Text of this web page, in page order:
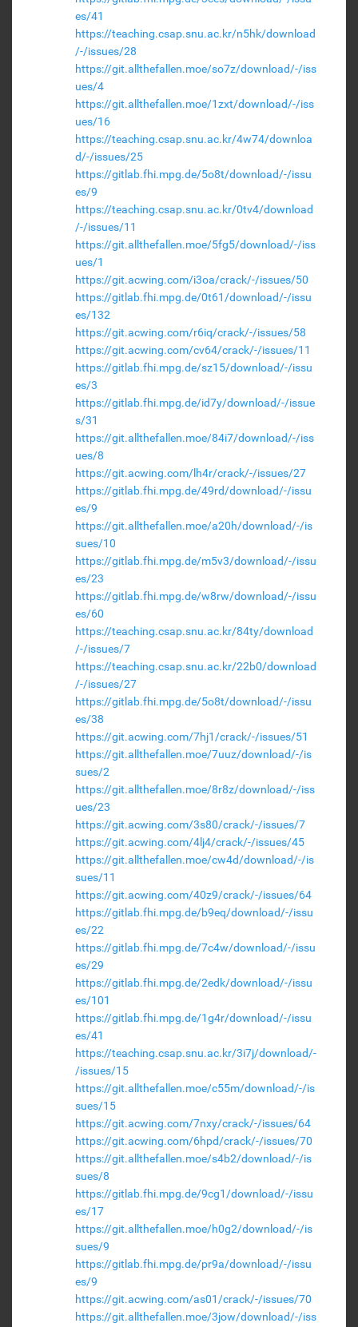
es/41
https://teaching.csap.snu.ac.kr/n5hk/download
/-/issues/28
https://git.allthefallen.moe/so7z/download/-/iss
ues/4
https://git.allthefallen.moe/1zxt/download/-/iss
ues/16
https://teaching.csap.snu.ac.kr/4w74/downloa
d/-/issues/25
https://gitlab.fhi.mpg.de/5o8t/download/-/issu
es/9
https://teaching.csap.snu.ac.kr/0tv4/download
/-/issues/11
https://git.allthefallen.moe/5fg5/download/-/iss
ues/1
https://git.acwing.com/i3oa/crack/-/issues/50
https://gitlab.fhi.mpg.de/0t61/download/-/issu
es/132
https://git.acwing.com/r6iq/crack/-/issues/58
https://git.acwing.com/cv64/crack/-/issues/11
https://gitlab.fhi.mpg.de/sz15/download/-/issu
es/3
https://gitlab.fhi.mpg.de/id7y/download/-/issue
s/31
https://git.allthefallen.moe/84i7/download/-/iss
ues/8
https://git.acwing.com/lh4r/crack/-/issues/27
https://gitlab.fhi.mpg.de/49rd/download/-/issu
es/9
https://git.allthefallen.moe/a20h/download/-/is
sues/10
https://gitlab.fhi.mpg.de/m5v3/download/-/issu
es/23
https://gitlab.fhi.mpg.de/w8rw/download/-/issu
es/60
https://teaching.csap.snu.ac.kr/84ty/download
/-/issues/7
https://teaching.csap.snu.ac.kr/22b0/download
/-/issues/27
https://gitlab.fhi.mpg.de/5o8t/download/-/issu
es/38
https://git.acwing.com/7hj1/crack/-/issues/51
https://git.allthefallen.moe/7uuz/download/-/is
sues/2
https://git.allthefallen.moe/8r8z/download/-/iss
ues/23
https://git.acwing.com/3s80/crack/-/issues/7
https://git.acwing.com/4lj4/crack/-/issues/45
https://git.allthefallen.moe/cw4d/download/-/is
sues/11
https://git.acwing.com/40z9/crack/-/issues/64
https://gitlab.fhi.mpg.de/b9eq/download/-/issu
es/22
https://gitlab.fhi.mpg.de/7c4w/download/-/issu
es/29
https://gitlab.fhi.mpg.de/2edk/download/-/issu
es/101
https://gitlab.fhi.mpg.de/1g4r/download/-/issu
es/41
https://teaching.csap.snu.ac.kr/3i7j/download/-
/issues/15
https://git.allthefallen.moe/c55m/download/-/is
sues/15
https://git.acwing.com/7nxy/crack/-/issues/64
https://git.acwing.com/6hpd/crack/-/issues/70
https://git.allthefallen.moe/s4b2/download/-/is
sues/8
https://gitlab.fhi.mpg.de/9cg1/download/-/issu
es/17
https://git.allthefallen.moe/h0g2/download/-/is
sues/9
https://gitlab.fhi.mpg.de/pr9a/download/-/issu
es/9
https://git.acwing.com/as01/crack/-/issues/70
https://git.allthefallen.moe/3jow/download/-/iss